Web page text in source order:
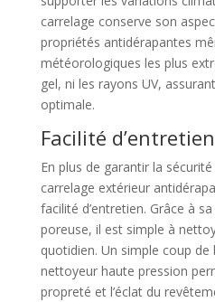
carrelage conserve son
propriétés antidérapantes
météorologiques les plus
gel, ni les rayons UV,
optimale.
Facilité d’entretien
En plus de garantir la
carrelage extérieur
facilité d’entretien. Grâce à
poreuse, il est simple à
quotidien. Un simple coup
nettoyeur haute pression
propreté et l’éclat du